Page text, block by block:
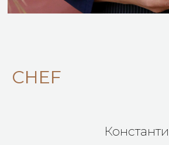
CHEF